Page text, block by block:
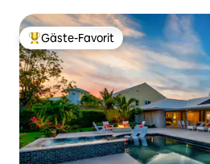
Beliebter Gäste-Favorit.
Gäste-Favorit